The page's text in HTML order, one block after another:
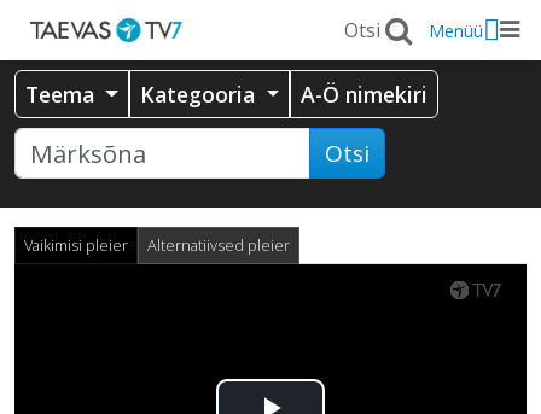
Menüü
Teema Kategooria A-Ö nimekiri
Otsi
Vaikimisi pleier Alternatiivsed pleier